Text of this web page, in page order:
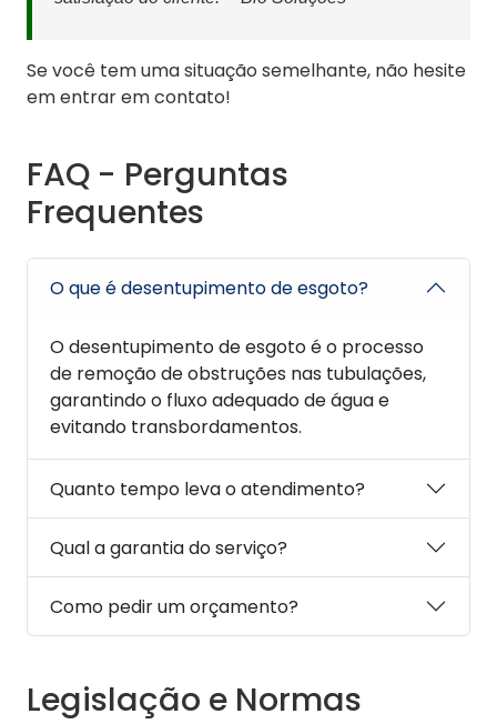
Se você tem uma situação semelhante, não hesite
em entrar em contato!
FAQ - Perguntas
Frequentes
O que é desentupimento de esgoto?
O desentupimento de esgoto é o processo
de remoção de obstruções nas tubulações,
garantindo o fluxo adequado de água e
evitando transbordamentos.
Quanto tempo leva o atendimento?
Qual a garantia do serviço?
Como pedir um orçamento?
Legislação e Normas